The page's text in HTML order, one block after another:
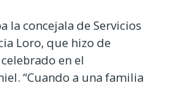
la concejala de Servicios
Loro, que hizo de
en el
“Cuando a una familia